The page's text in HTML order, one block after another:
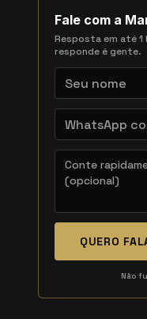
Fale com a
Resposta em até
responde é gente.
QUERO
Não